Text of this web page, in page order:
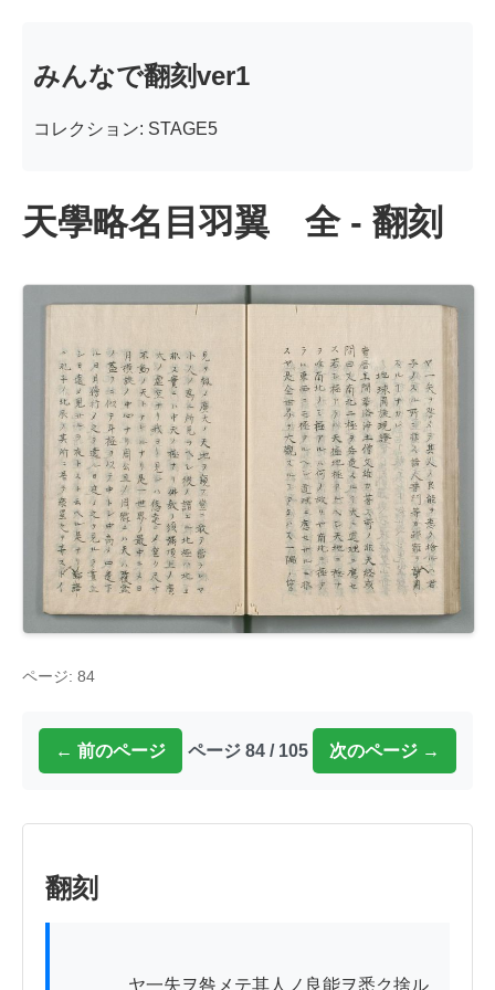
みんなで翻刻ver1
コレクション: STAGE5
天學略名目羽翼 全 - 翻刻
ページ: 84
← 前のページ ページ 84 / 105 次のページ →
翻刻